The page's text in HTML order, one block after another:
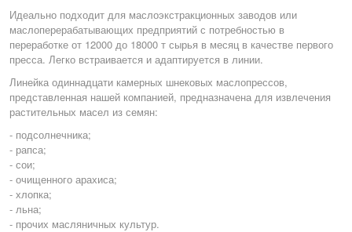
Идеально подходит для маслоэкстракционных заводов или
маслоперерабатывающих предприятий с потребностью в
переработке от 12000 до 18000 т сырья в месяц в качестве первого
пресса. Легко встраивается и адаптируется в линии.
Линейка одиннадцати камерных шнековых маслопрессов,
представленная нашей компанией, предназначена для извлечения
растительных масел из семян:
- подсолнечника;
- рапса;
- сои;
- очищенного арахиса;
- хлопка;
- льна;
- прочих масляничных культур.